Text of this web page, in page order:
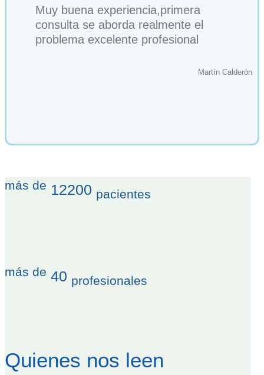
Muy buena experiencia,primera
consulta se aborda realmente el
problema excelente profesional
Martín Calderón
más de 12200 pacientes
más de 40 profesionales
Quienes nos leen